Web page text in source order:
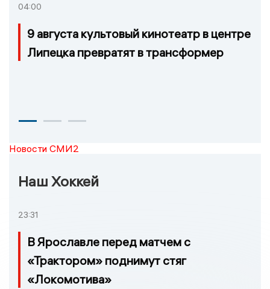
04:00
9 августа культовый кинотеатр в центре
Липецка превратят в трансформер
Новости СМИ2
Наш Хоккей
23:31
В Ярославле перед матчем с
«Трактором» поднимут стяг
«Локомотива»